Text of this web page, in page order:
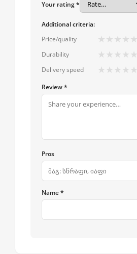
Your rating *
Additional criteria:
Price/quality
★ ★ ★ ★ ★
Durability ★ ★ ★ ★ ★
Delivery speed ★ ★ ★ ★ ★
Review *
Pros
Name *